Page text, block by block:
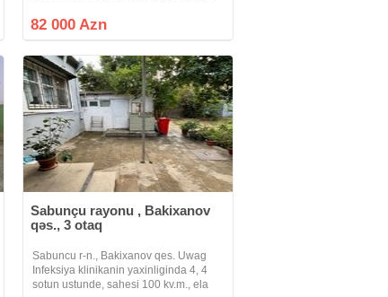
Həyət Evi Satılır. Ev qoşa daşla tikilib,
82 000 Azn
Sabunçu rayonu , Bakixanov
qəs., 3 otaq
Sabuncu r-n., Bakixanov qes. Uwag
Infeksiya klinikanin yaxinliginda 4, 4
sotun ustunde, sahesi 100 kv.m., ela